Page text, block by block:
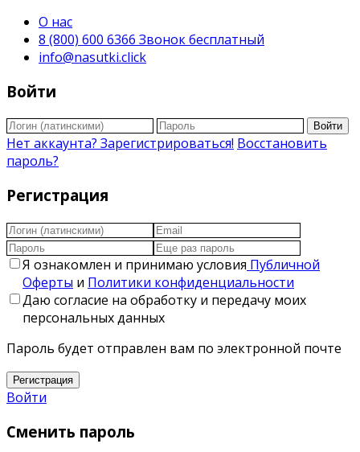
О нас
8 (800) 600 6366 Звонок бесплатный
info@nasutki.click
Войти
Войти
Нет аккаунта? Зарегистрироваться! Восстановить
пароль?
Регистрация
Я ознакомлен и принимаю условия Публичной
Оферты и Политики конфиденциальности
Даю согласие на обработку и передачу моих
персональных данных
Пароль будет отправлен вам по электронной почте
Регистрация
Войти
Сменить пароль